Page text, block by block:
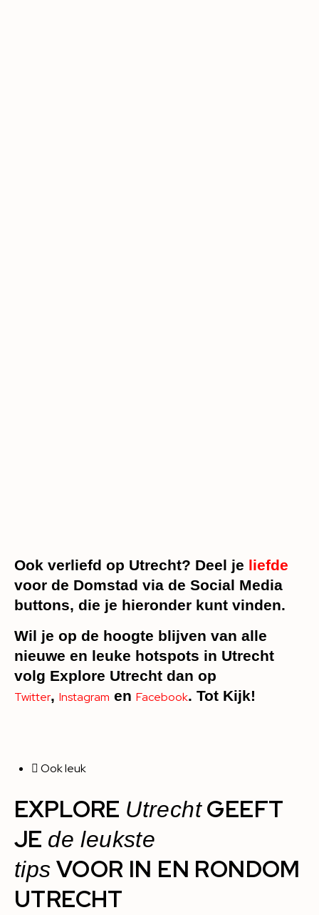
Ook verliefd op Utrecht? Deel je liefde
voor de Domstad via de Social Media
buttons, die je hieronder kunt vinden.
Wil je op de hoogte blijven van alle
nieuwe en leuke hotspots in Utrecht
volg Explore Utrecht dan op
Twitter, Instagram en Facebook. Tot Kijk!
Ook leuk
EXPLORE UtrechtGEEFT
JE de leukste
tips VOOR IN EN RONDOM
UTRECHT